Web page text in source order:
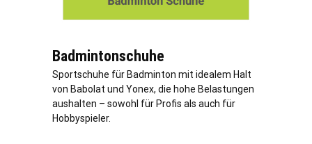
Badmintonschuhe
Sportschuhe für Badminton mit idealem Halt
von Babolat und Yonex, die hohe Belastungen
aushalten – sowohl für Profis als auch für
Hobbyspieler.